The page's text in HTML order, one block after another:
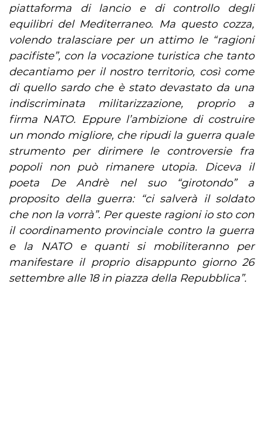
piattaforma di lancio e di controllo degli
equilibri del Mediterraneo. Ma questo cozza,
volendo tralasciare per un attimo le “ragioni
pacifiste”, con la vocazione turistica che tanto
decantiamo per il nostro territorio, così come
di quello sardo che è stato devastato da una
indiscriminata militarizzazione, proprio a
firma NATO. Eppure l’ambizione di costruire
un mondo migliore, che ripudi la guerra quale
strumento per dirimere le controversie fra
popoli non può rimanere utopia. Diceva il
poeta De Andrè nel suo “girotondo” a
proposito della guerra: “ci salverà il soldato
che non la vorrà”. Per queste ragioni io sto con
il coordinamento provinciale contro la guerra
e la NATO e quanti si mobiliteranno per
manifestare il proprio disappunto giorno 26
settembre alle 18 in piazza della Repubblica”.